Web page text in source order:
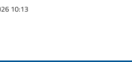
10:13